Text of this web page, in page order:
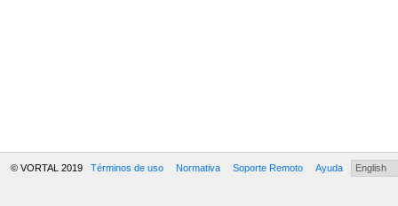
© VORTAL 2019 Términos de uso Normativa Soporte Remoto Ayuda